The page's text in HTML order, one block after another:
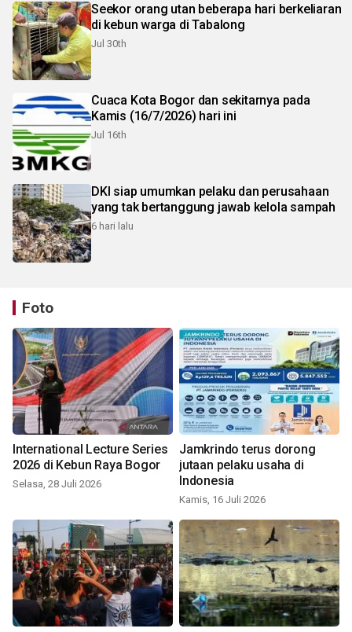
Seekor orang utan beberapa hari berkeliaran
di kebun warga di Tabalong
Jul 30th
Cuaca Kota Bogor dan sekitarnya pada
Kamis (16/7/2026) hari ini
Jul 16th
DKI siap umumkan pelaku dan perusahaan
yang tak bertanggung jawab kelola sampah
6 hari lalu
Foto
International Lecture Series
2026 di Kebun Raya Bogor
Selasa, 28 Juli 2026
Jamkrindo terus dorong
jutaan pelaku usaha di
Indonesia
Kamis, 16 Juli 2026